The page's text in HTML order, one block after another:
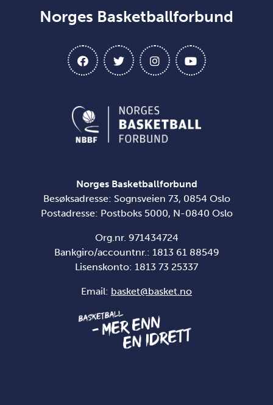
Norges Basketballforbund
Norges Basketballforbund
Besøksadresse: Sognsveien 73, 0854 Oslo
Postadresse: Postboks 5000, N-0840 Oslo
Org.nr. 971434724
Bankgiro/accountnr.: 1813 61 88549
Lisenskonto: 1813 73 25337
Email: basket@basket.no